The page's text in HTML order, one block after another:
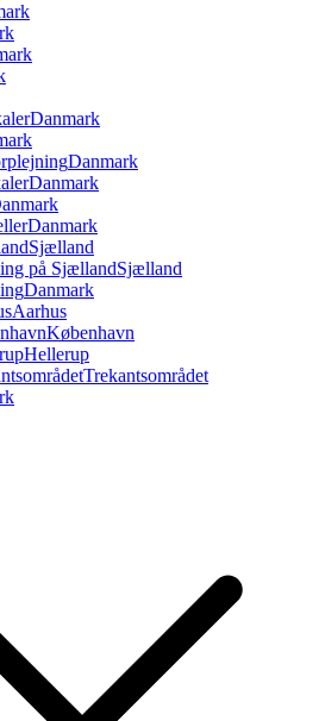
Danmark
Danmark
Danmark
Danmark
Sjælland
på SjællandSjælland
Danmark
Aarhus
København
Hellerup
Trekantsområdet